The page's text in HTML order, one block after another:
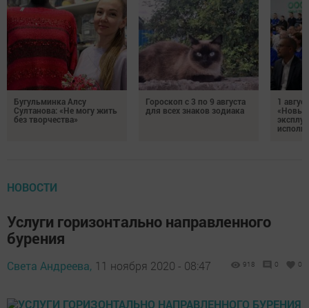
Бугульминка Алсу
Султанова: «Не могу жить
без творчества»
Гороскоп с 3 по 9 августа
для всех знаков зодиака
1
«Новые
НОВОСТИ
Услуги горизонтально направленного
бурения
Света Андреева, 11 ноября 2020 - 08:47 918 0 0